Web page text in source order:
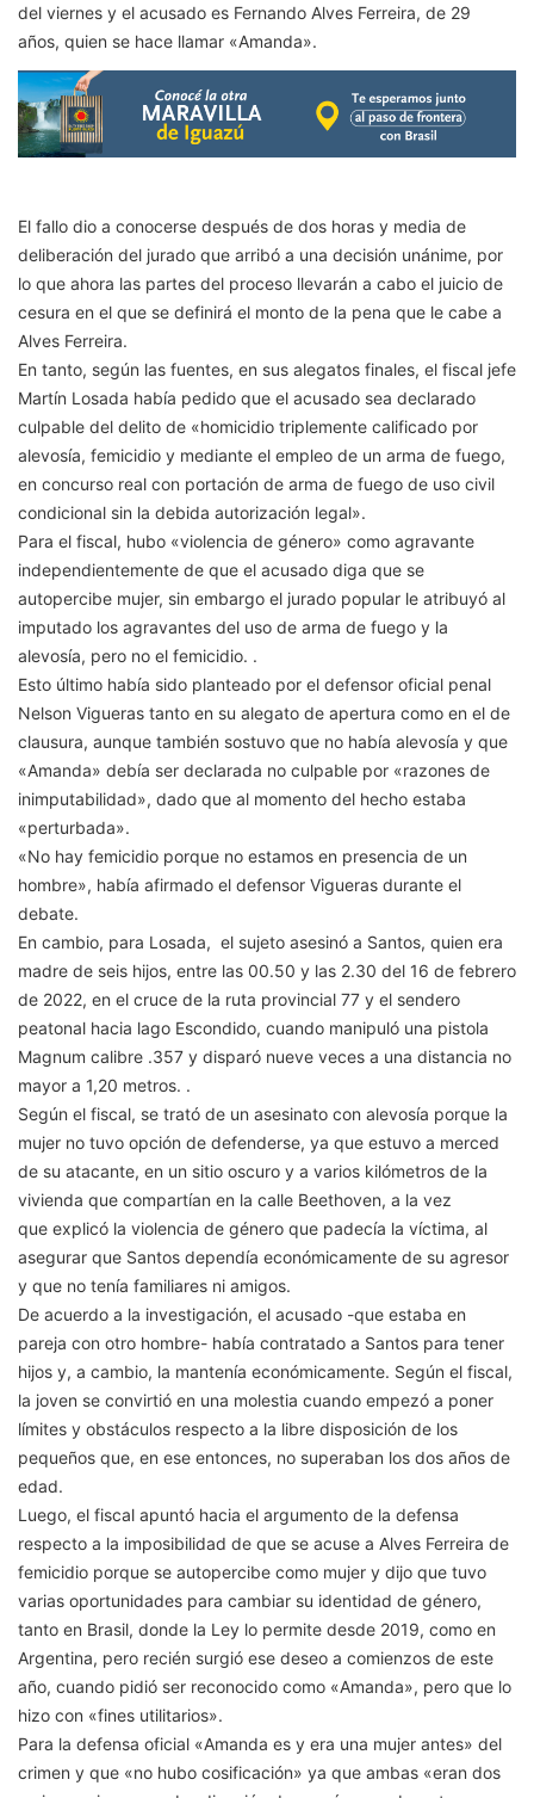
del viernes y el acusado es Fernando Alves Ferreira, de 29
años, quien se hace llamar «Amanda».
El fallo dio a conocerse después de dos horas y media de
deliberación del jurado que arribó a una decisión unánime, por
lo que ahora las partes del proceso llevarán a cabo el juicio de
cesura en el que se definirá el monto de la pena que le cabe a
Alves Ferreira.
En tanto, según las fuentes, en sus alegatos finales, el fiscal jefe
Martín Losada había pedido que el acusado sea declarado
culpable del delito de «homicidio triplemente calificado por
alevosía, femicidio y mediante el empleo de un arma de fuego,
en concurso real con portación de arma de fuego de uso civil
condicional sin la debida autorización legal».
Para el fiscal, hubo «violencia de género» como agravante
independientemente de que el acusado diga que se
autopercibe mujer, sin embargo el jurado popular le atribuyó al
imputado los agravantes del uso de arma de fuego y la
alevosía, pero no el femicidio. .
Esto último había sido planteado por el defensor oficial penal
Nelson Vigueras tanto en su alegato de apertura como en el de
clausura, aunque también sostuvo que no había alevosía y que
«Amanda» debía ser declarada no culpable por «razones de
inimputabilidad», dado que al momento del hecho estaba
«perturbada».
«No hay femicidio porque no estamos en presencia de un
hombre», había afirmado el defensor Vigueras durante el
debate.
En cambio, para Losada, el sujeto asesinó a Santos, quien era
madre de seis hijos, entre las 00.50 y las 2.30 del 16 de febrero
de 2022, en el cruce de la ruta provincial 77 y el sendero
peatonal hacia lago Escondido, cuando manipuló una pistola
Magnum calibre .357 y disparó nueve veces a una distancia no
mayor a 1,20 metros. .
Según el fiscal, se trató de un asesinato con alevosía porque la
mujer no tuvo opción de defenderse, ya que estuvo a merced
de su atacante, en un sitio oscuro y a varios kilómetros de la
vivienda que compartían en la calle Beethoven, a la vez
que explicó la violencia de género que padecía la víctima, al
asegurar que Santos dependía económicamente de su agresor
y que no tenía familiares ni amigos.
De acuerdo a la investigación, el acusado -que estaba en
pareja con otro hombre- había contratado a Santos para tener
hijos y, a cambio, la mantenía económicamente. Según el fiscal,
la joven se convirtió en una molestia cuando empezó a poner
límites y obstáculos respecto a la libre disposición de los
pequeños que, en ese entonces, no superaban los dos años de
edad.
Luego, el fiscal apuntó hacia el argumento de la defensa
respecto a la imposibilidad de que se acuse a Alves Ferreira de
femicidio porque se autopercibe como mujer y dijo que tuvo
varias oportunidades para cambiar su identidad de género,
tanto en Brasil, donde la Ley lo permite desde 2019, como en
Argentina, pero recién surgió ese deseo a comienzos de este
año, cuando pidió ser reconocido como «Amanda», pero que lo
hizo con «fines utilitarios».
Para la defensa oficial «Amanda es y era una mujer antes» del
crimen y que «no hubo cosificación» ya que ambas «eran dos